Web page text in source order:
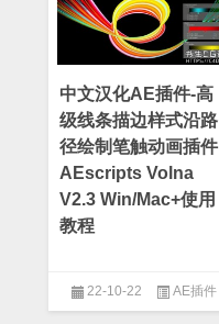
中文汉化AE插件-高
级线条描边样式沿路
径绘制笔触动画插件
AEscripts Volna
V2.3 Win/Mac+使用
教程
22-10-22 AE插件